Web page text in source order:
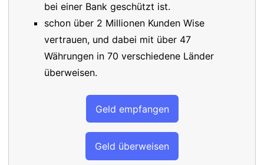
bei einer Bank geschützt ist.
schon über 2 Millionen Kunden Wise
vertrauen, und dabei mit über 47
Währungen in 70 verschiedene Länder
überweisen.
Geld empfangen
Geld überweisen